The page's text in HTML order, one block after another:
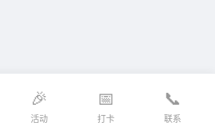
🎉
活动
📅
打卡
📞
联系